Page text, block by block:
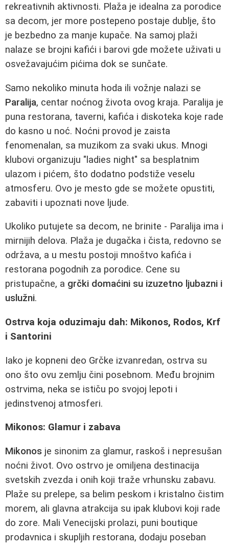
rekreativnih aktivnosti. Plaža je idealna za porodice
sa decom, jer more postepeno postaje dublje, što
je bezbedno za manje kupače. Na samoj plaži
nalaze se brojni kafići i barovi gde možete uživati u
osvežavajućim pićima dok se sunčate.
Samo nekoliko minuta hoda ili vožnje nalazi se
Paralija, centar noćnog života ovog kraja. Paralija je
puna restorana, taverni, kafića i diskoteka koje rade
do kasno u noć. Noćni provod je zaista
fenomenalan, sa muzikom za svaki ukus. Mnogi
klubovi organizuju "ladies night" sa besplatnim
ulazom i pićem, što dodatno podstiže veselu
atmosferu. Ovo je mesto gde se možete opustiti,
zabaviti i upoznati nove ljude.
Ukoliko putujete sa decom, ne brinite - Paralija ima i
mirnijih delova. Plaža je dugačka i čista, redovno se
održava, a u mestu postoji mnoštvo kafića i
restorana pogodnih za porodice. Cene su
pristupačne, a grčki domaćini su izuzetno ljubazni i
uslužni.
Ostrva koja oduzimaju dah: Mikonos, Rodos, Krf
i Santorini
Iako je kopneni deo Grčke izvanredan, ostrva su
ono što ovu zemlju čini posebnom. Među brojnim
ostrvima, neka se ističu po svojoj lepoti i
jedinstvenoj atmosferi.
Mikonos: Glamur i zabava
Mikonos je sinonim za glamur, raskoš i nepresušan
noćni život. Ovo ostrvo je omiljena destinacija
svetskih zvezda i onih koji traže vrhunsku zabavu.
Plaže su prelepe, sa belim peskom i kristalno čistim
morem, ali glavna atrakcija su ipak klubovi koji rade
do zore. Mali Venecijski prolazi, puni boutique
prodavnica i skupljih restorana, dodaju poseban